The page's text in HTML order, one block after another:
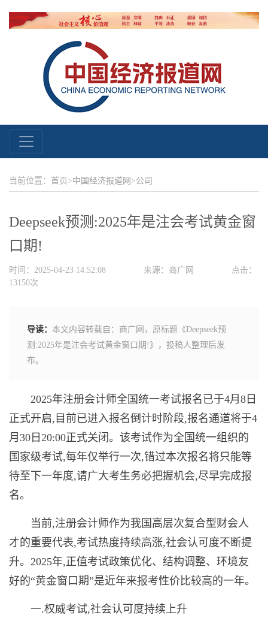
当前位置：首页>中国经济报道网 >公司
​Deepseek预测:2025年是注会考试黄金窗
口期!
时间：2025-04-23 14:52:08 来源：商广网
点击：
13150次
导读： 本文内容转载自：商广网，原标题《​Deepseek预
测:2025年是注会考试黄金窗口期!》，投稿人整理后发
布。
2025年注册会计师全国统一考试报名已于4月8日
正式开启,目前已进入报名倒计时阶段,报名通道将于4
月30日20:00正式关闭。该考试作为全国统一组织的
国家级考试,每年仅举行一次,错过本次报名将只能等
待至下一年度,请广大考生务必把握机会,尽早完成报
名。
当前,注册会计师作为我国高层次复合型财会人
才的重要代表,考试热度持续高涨,社会认可度不断提
升。2025年,正值考试政策优化、结构调整、环境友
好的“黄金窗口期”是近年来报考性价比较高的一年。
一.权威考试,社会认可度持续上升